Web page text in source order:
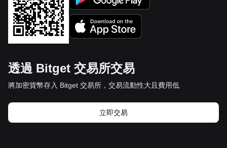
透過 Bitget 交易所交易
將加密貨幣存入 Bitget 交易所，交易流動性大且費用低
立即交易